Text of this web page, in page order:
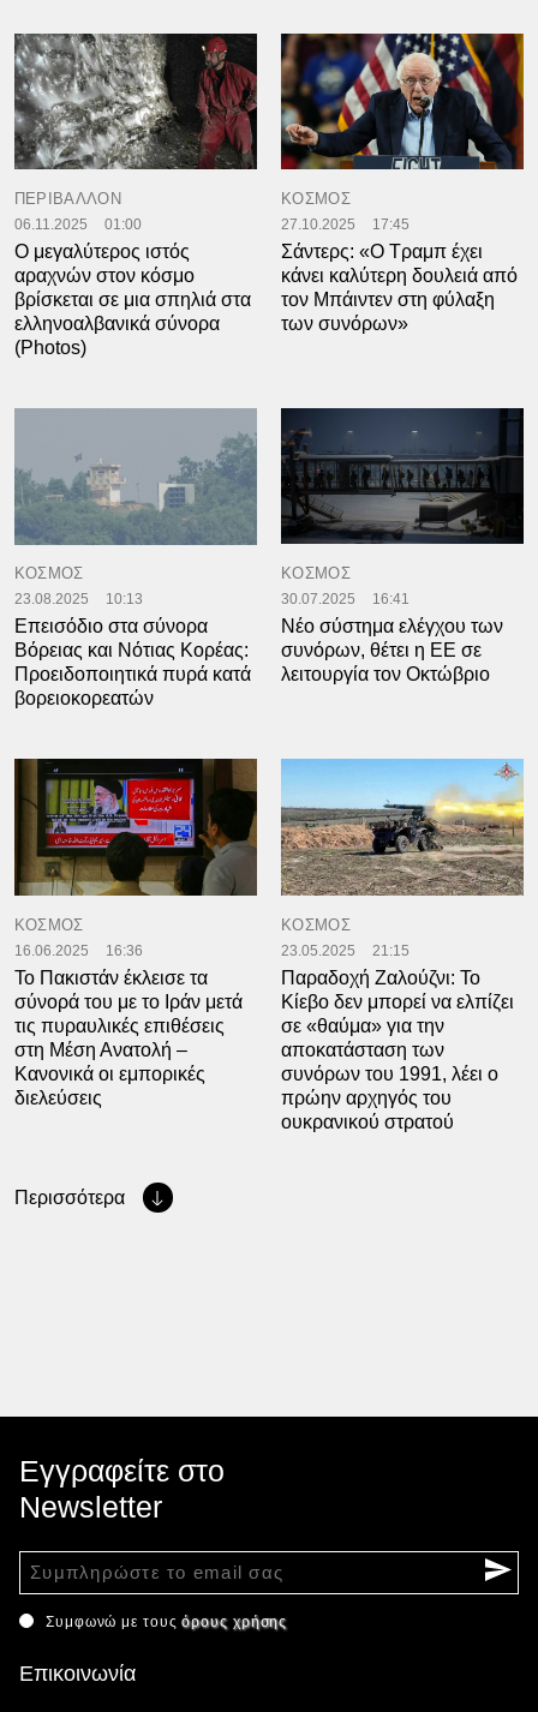
ΠΕΡΙΒΑΛΛΟΝ
06.11.2025 01:00
Ο μεγαλύτερος ιστός
αραχνών στον κόσμο
βρίσκεται σε μια σπηλιά στα
ελληνοαλβανικά σύνορα
(Photos)
ΚΟΣΜΟΣ
27.10.2025 17:45
Σάντερς: «Ο Τραμπ έχει
κάνει καλύτερη δουλειά από
τον Μπάιντεν στη φύλαξη
των συνόρων»
ΚΟΣΜΟΣ
23.08.2025 10:13
Επεισόδιο στα σύνορα
Βόρειας και Νότιας Κορέας:
Προειδοποιητικά πυρά κατά
βορειοκορεατών
ΚΟΣΜΟΣ
30.07.2025 16:41
Νέο σύστημα ελέγχου των
συνόρων, θέτει η ΕΕ σε
λειτουργία τον Οκτώβριο
ΚΟΣΜΟΣ
16.06.2025 16:36
To Πακιστάν έκλεισε τα
σύνορά του με το Ιράν μετά
τις πυραυλικές επιθέσεις
στη Μέση Ανατολή –
Κανονικά οι εμπορικές
διελεύσεις
ΚΟΣΜΟΣ
23.05.2025 21:15
Παραδοχή Ζαλούζνι: Το
Κίεβο δεν μπορεί να ελπίζει
σε «θαύμα» για την
αποκατάσταση των
συνόρων του 1991, λέει ο
πρώην αρχηγός του
ουκρανικού στρατού
Περισσότερα
Εγγραφείτε στο
Newsletter
Συμφωνώ με τουςόρους χρήσης
Επικοινωνία